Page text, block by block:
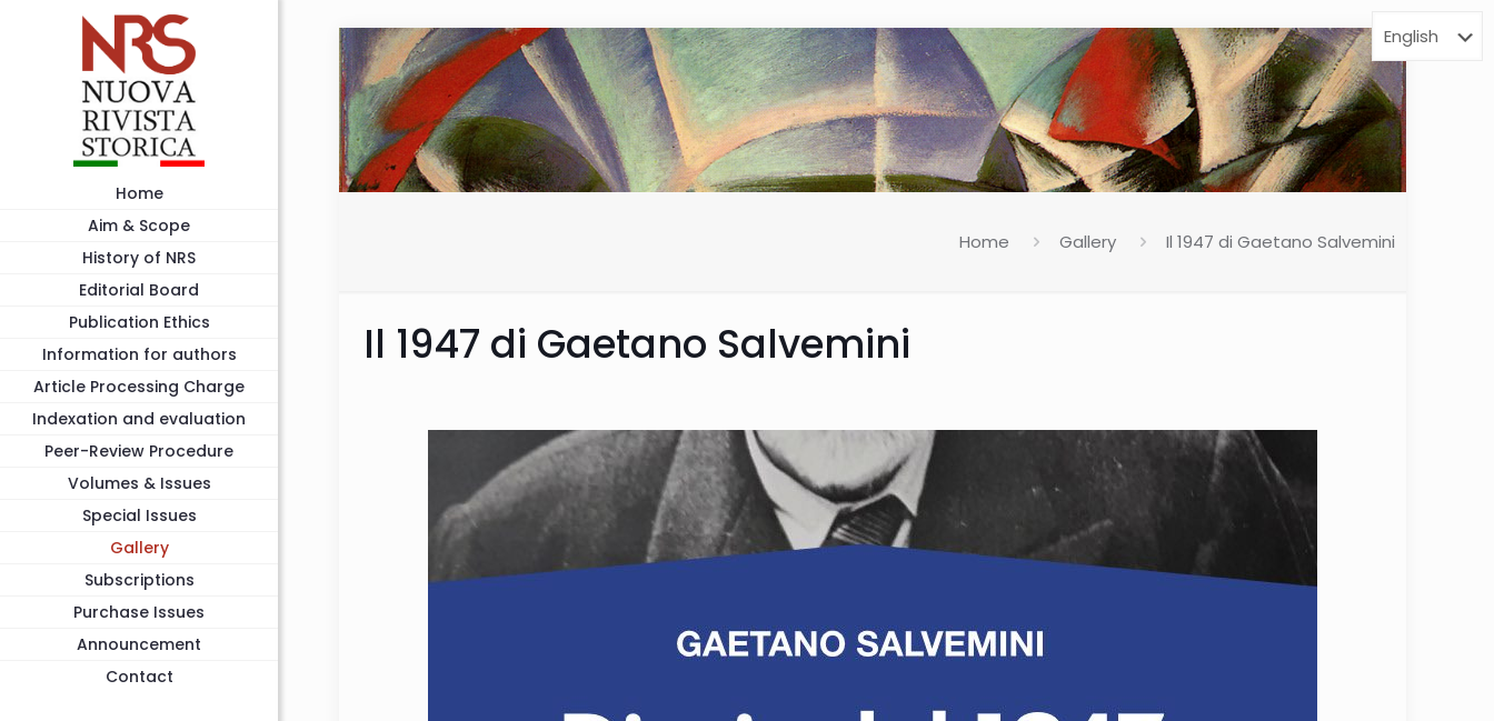
Home
Aim & Scope
History of NRS
Editorial Board
Publication Ethics
Information for authors
Article Processing Charge
Indexation and evaluation
Peer-Review Procedure
Volumes & Issues
Special Issues
Gallery
Subscriptions
Purchase Issues
Announcement
Contact
Home Gallery Il 1947 di Gaetano Salvemini
Il 1947 di Gaetano Salvemini